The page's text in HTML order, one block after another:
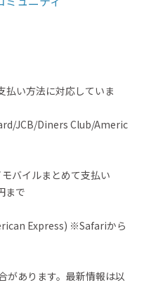
払い方法に対応していま
JCB/Diners Club/Americ
バイルまとめて支払い
まで
Express) ※Safariから
があります。最新情報は以